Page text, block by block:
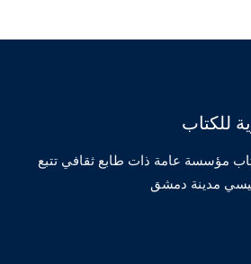
للكتاب
مؤسسة عامة ذات طابع ثقافي تتبع
مدينة دمشق